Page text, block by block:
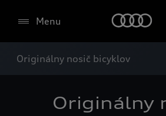
Menu
Originálny nosič bicyklov
Originálny